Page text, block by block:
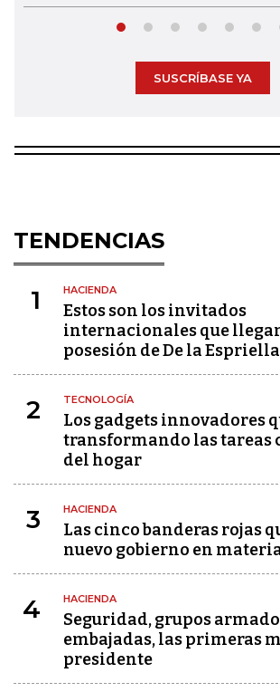
SUSCRÍBASE YA
TENDENCIAS
1 HACIENDA
Estos son los invitados
internacionales que
posesión de De la Espriella
2 TECNOLOGÍA
Los gadgets innovadores
transformando las tareas
del hogar
3 HACIENDA
Las cinco banderas rojas
nuevo gobierno en
4 HACIENDA
Seguridad, grupos
embajadas, las primeras
presidente